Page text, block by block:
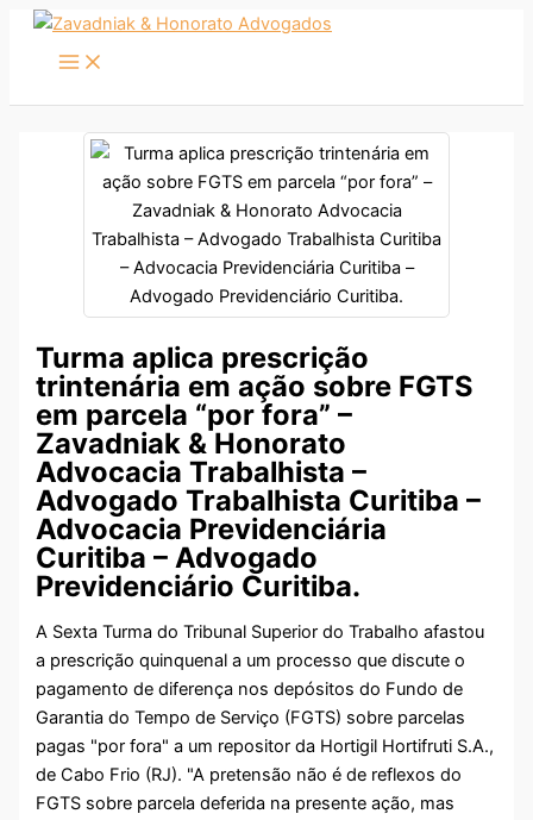
conteúdo
Turma aplica prescrição
trintenária em ação sobre FGTS
em parcela “por fora” –
Zavadniak & Honorato
Advocacia Trabalhista –
Advogado Trabalhista Curitiba –
Advocacia Previdenciária
Curitiba – Advogado
Previdenciário Curitiba.
A Sexta Turma do Tribunal Superior do Trabalho afastou
a prescrição quinquenal a um processo que discute o
pagamento de diferença nos depósitos do Fundo de
Garantia do Tempo de Serviço (FGTS) sobre parcelas
pagas "por fora" a um repositor da Hortigil Hortifruti S.A.,
de Cabo Frio (RJ). "A pretensão não é de reflexos do
FGTS sobre parcela deferida na presente ação, mas